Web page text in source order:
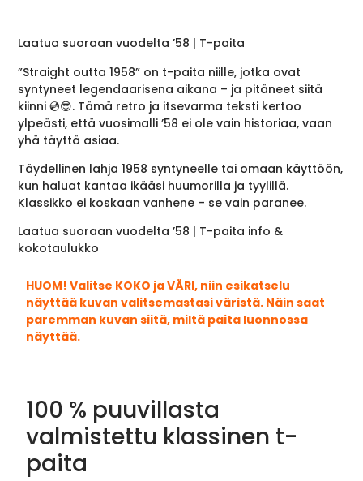
Laatua suoraan vuodelta ’58 | T-paita
”Straight outta 1958” on t-paita niille, jotka ovat
syntyneet legendaarisena aikana – ja pitäneet siitä
kiinni 💿😎. Tämä retro ja itsevarma teksti kertoo
ylpeästi, että vuosimalli ’58 ei ole vain historiaa, vaan
yhä täyttä asiaa.
Täydellinen lahja 1958 syntyneelle tai omaan käyttöön,
kun haluat kantaa ikääsi huumorilla ja tyylillä.
Klassikko ei koskaan vanhene – se vain paranee.
Laatua suoraan vuodelta ’58 | T-paita info &
kokotaulukko
HUOM! Valitse KOKO ja VÄRI, niin esikatselu
näyttää kuvan valitsemastasi väristä. Näin saat
paremman kuvan siitä, miltä paita luonnossa
näyttää.
100 % puuvillasta
valmistettu klassinen t-
paita